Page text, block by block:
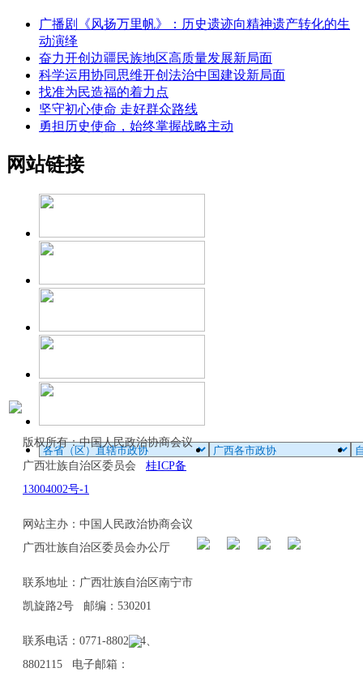
广播剧《风扬万里帆》：历史遗迹向精神遗产转化的生
动演绎
奋力开创边疆民族地区高质量发展新局面
科学运用协同思维开创法治中国建设新局面
找准为民造福的着力点
坚守初心使命 走好群众路线
勇担历史使命，始终掌握战略主动
网站链接
版权所有：中国人民政治协商会议
广西壮族自治区委员会 桂ICP备
13004002号-1
网站主办：中国人民政治协商会议
广西壮族自治区委员会办公厅
联系地址：广西壮族自治区南宁市
凯旋路2号 邮编：530201
联系电话：0771-8802114、
8802115 电子邮箱：